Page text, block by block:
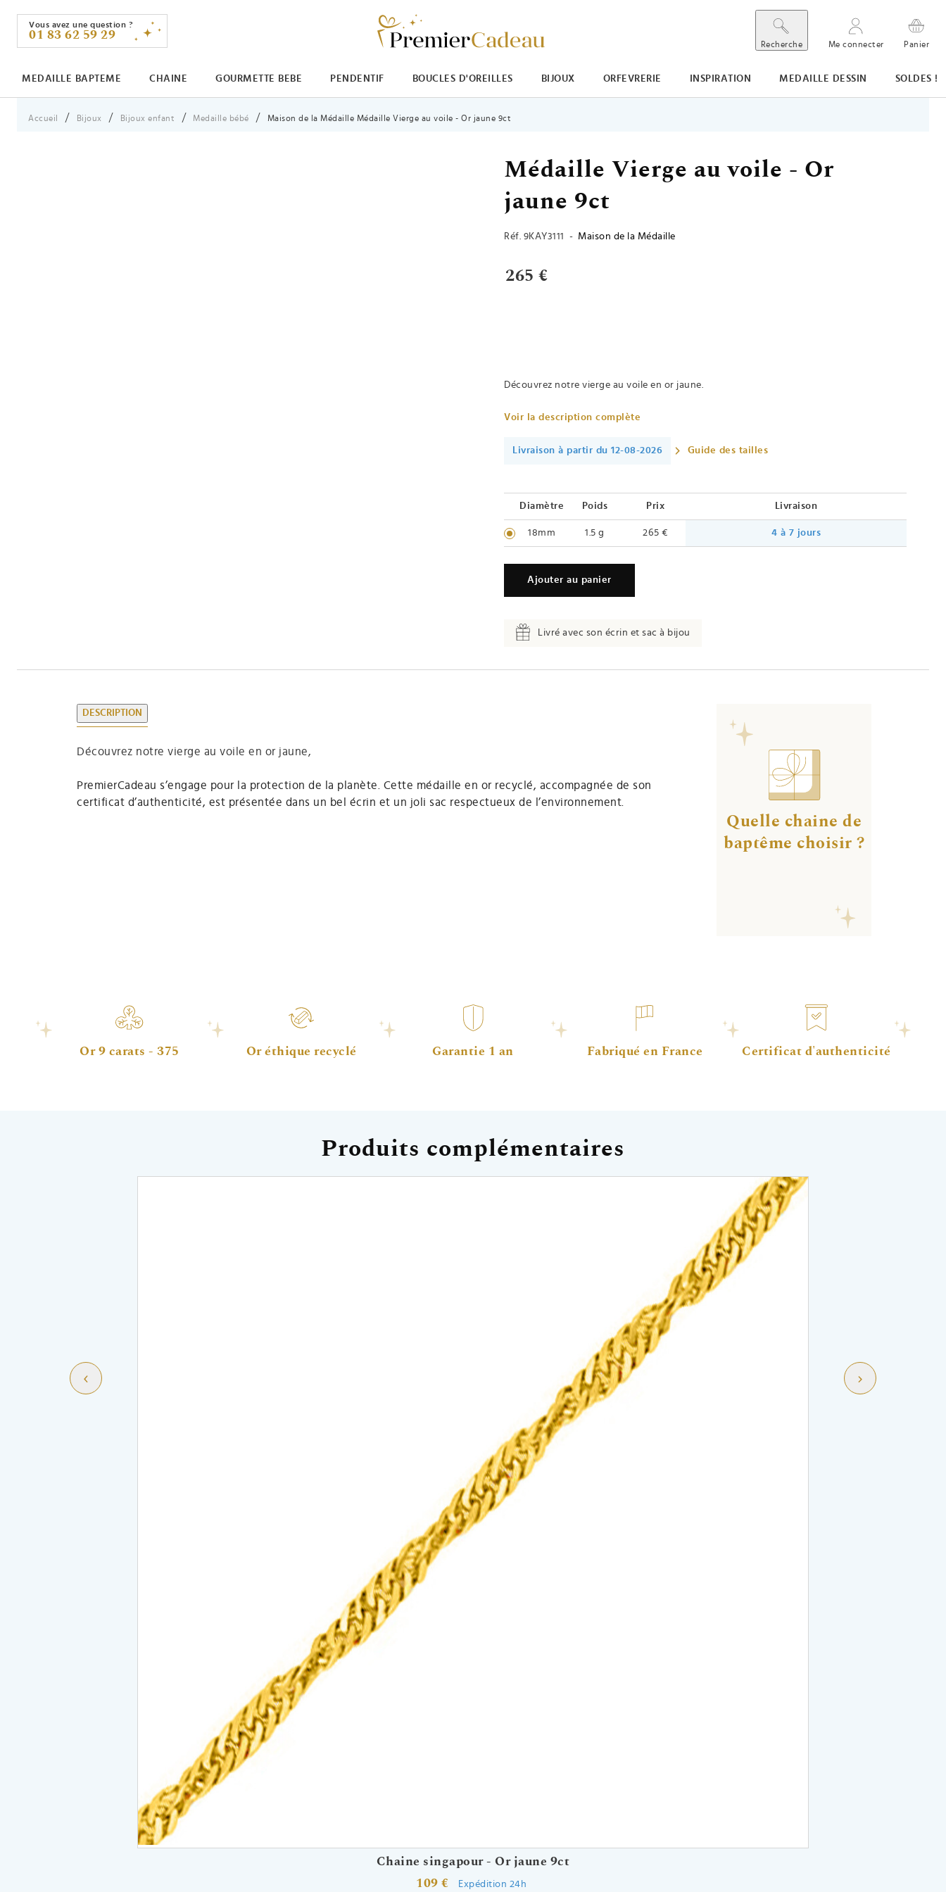
Vous avez une question ?
01 83 62 59 29
Recherche Me connecter Panier
MEDAILLE BAPTEME CHAINE GOURMETTE BEBE PENDENTIF BOUCLES D'OREILLES BIJOUX ORFEVRERIE INSPIRATION MEDAILLE DESSIN SOLDES !
Vous êtes ici :
Accueil Bijoux Bijoux enfant Medaille bébé Maison de la Médaille Médaille Vierge au voile - Or jaune 9ct
Médaille Vierge au voile - Or
jaune 9ct
Réf. 9KAY3111 - Maison de la Médaille
265 €
Découvrez notre vierge au voile en or jaune.
Voir la description complète
Livraison à partir du 12-08-2026 Guide des tailles
Diamètre Poids Prix Livraison
18mm 1.5 g 265 € 4 à 7 jours
Ajouter au panier
Livré avec son écrin et sac à bijou
DESCRIPTION
Découvrez notre vierge au voile en or jaune,
PremierCadeau s’engage pour la protection de la planète. Cette médaille en or recyclé, accompagnée de son
certificat d’authenticité, est présentée dans un bel écrin et un joli sac respectueux de l’environnement.
Quelle chaine de
baptême choisir ?
Or 9 carats - 375 Or éthique recyclé Garantie 1 an Fabriqué en France Certificat d'authenticité
Produits complémentaires
Chaine singapour - Or jaune 9ct
109 €
Expédition 24h